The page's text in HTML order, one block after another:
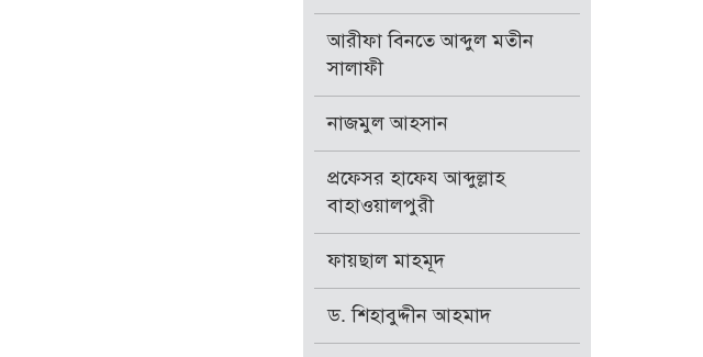
আরীফা বিনতে আব্দুল মতীন
সালাফী
নাজমুল আহসান
প্রফেসর হাফেয আব্দুল্লাহ
বাহাওয়ালপুরী
ফায়ছাল মাহমূদ
ড. শিহাবুদ্দীন আহমাদ